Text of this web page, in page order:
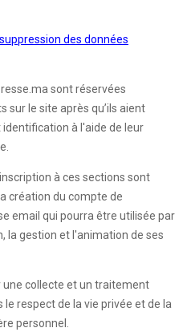
des données
sont réservées
sur le site après qu’ils aient
à l'aide de leur
à ces sections sont
création du compte de
email qui pourra être utilisée par
la gestion et l'animation de ses
une collecte et un traitement
respect de la vie privée et de la
personnel.